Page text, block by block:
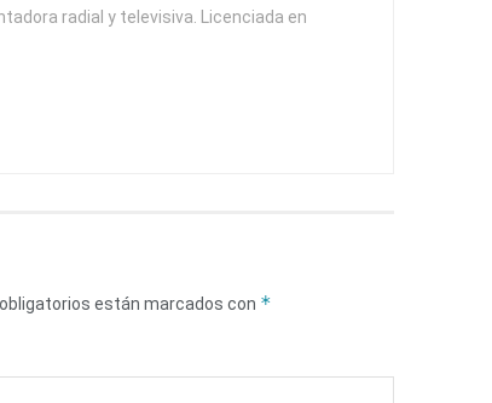
radial y televisiva. Licenciada en
están marcados con *